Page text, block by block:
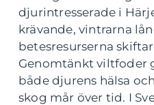
djurintresserade i
krävande, vintrarna
betesresurserna
Genomtänkt viltfoder
både djurens hälsa
skog mår över tid. I